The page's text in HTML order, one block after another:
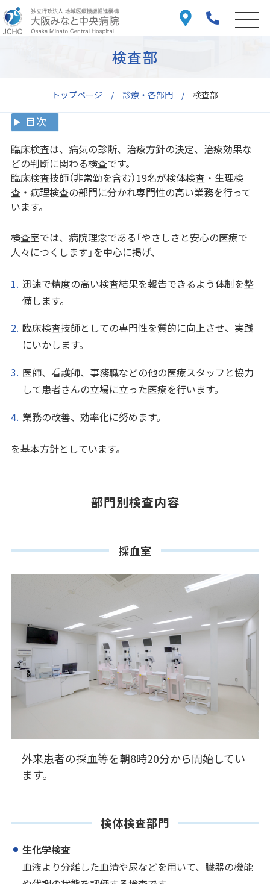
トップページ 診療・各部門 検査部
検査部
目次
臨床検査は、病気の診断、治療方針の決定、治療効果な
どの判断に関わる検査です。
臨床検査技師（非常勤を含む）19名が検体検査・生理検
査・病理検査の部門に分かれ専門性の高い業務を行って
います。
検査室では、病院理念である「やさしさと安心の医療で
人々につくします」を中心に掲げ、
迅速で精度の高い検査結果を報告できるよう体制を整
備します。
臨床検査技師としての専門性を質的に向上させ、実践
にいかします。
医師、看護師、事務職などの他の医療スタッフと協力
して患者さんの立場に立った医療を行います。
業務の改善、効率化に努めます。
を基本方針としています。
部門別検査内容
採血室
外来患者の採血等を朝8時20分から開始してい
ます。
検体検査部門
生化学検査
血液より分離した血清や尿などを用いて、臓器の機能